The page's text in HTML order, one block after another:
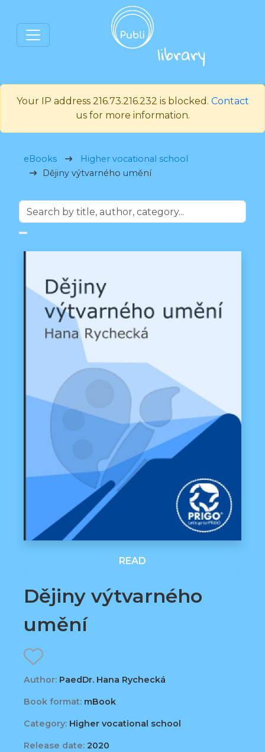
Your IP address 216.73.216.232 is blocked. Contact
us for more information.
eBooks
Higher vocational school
Dějiny výtvarného umění
READ
Dějiny výtvarného
umění
Author: PaedDr. Hana Rychecká
Book format: mBook
Category: Higher vocational school
Release date: 2020